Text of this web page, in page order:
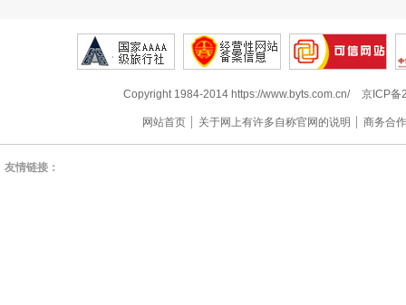
Copyright 1984-2014 https://www.byts.com.cn/ 京ICP备
网站首页 关于网上有许多自称官网的说明 商务合
友情链接：